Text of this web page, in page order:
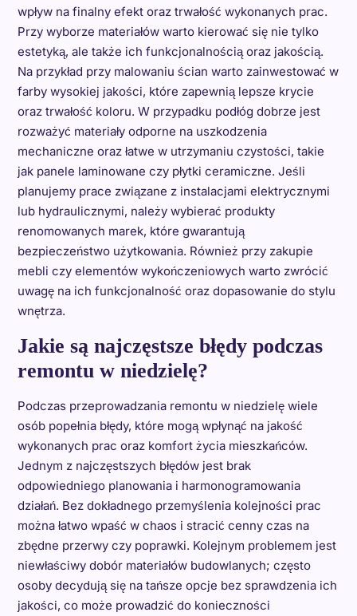
wpływ na finalny efekt oraz trwałość wykonanych prac.
Przy wyborze materiałów warto kierować się nie tylko
estetyką, ale także ich funkcjonalnością oraz jakością.
Na przykład przy malowaniu ścian warto zainwestować w
farby wysokiej jakości, które zapewnią lepsze krycie
oraz trwałość koloru. W przypadku podłóg dobrze jest
rozważyć materiały odporne na uszkodzenia
mechaniczne oraz łatwe w utrzymaniu czystości, takie
jak panele laminowane czy płytki ceramiczne. Jeśli
planujemy prace związane z instalacjami elektrycznymi
lub hydraulicznymi, należy wybierać produkty
renomowanych marek, które gwarantują
bezpieczeństwo użytkowania. Również przy zakupie
mebli czy elementów wykończeniowych warto zwrócić
uwagę na ich funkcjonalność oraz dopasowanie do stylu
wnętrza.
Jakie są najczęstsze błędy podczas
remontu w niedzielę?
Podczas przeprowadzania remontu w niedzielę wiele
osób popełnia błędy, które mogą wpłynąć na jakość
wykonanych prac oraz komfort życia mieszkańców.
Jednym z najczęstszych błędów jest brak
odpowiedniego planowania i harmonogramowania
działań. Bez dokładnego przemyślenia kolejności prac
można łatwo wpaść w chaos i stracić cenny czas na
zbędne przerwy czy poprawki. Kolejnym problemem jest
niewłaściwy dobór materiałów budowlanych; często
osoby decydują się na tańsze opcje bez sprawdzenia ich
jakości, co może prowadzić do konieczności